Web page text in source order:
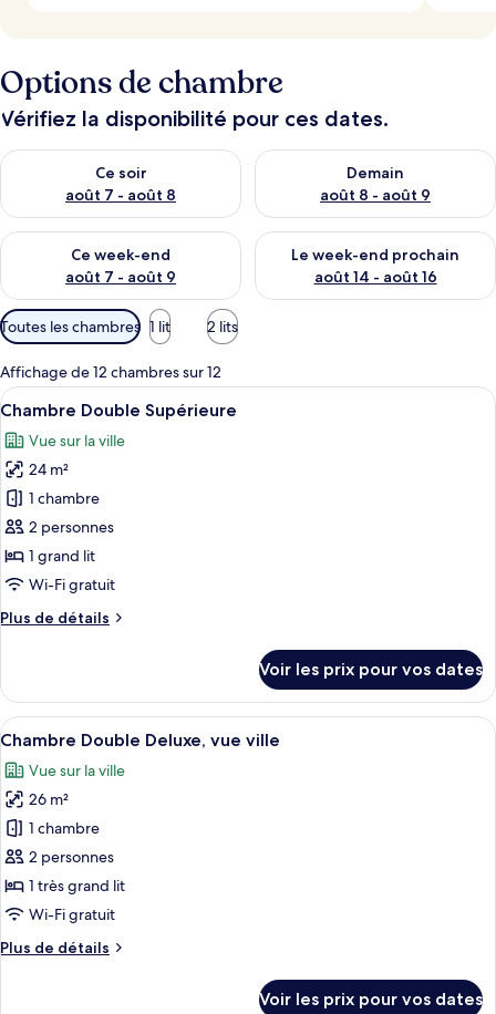
Options de chambre
Vérifiez la disponibilité pour ces dates.
Ce soir
août 7 - août 8
Vérifier la disponibilité pour ce soir août 7 - août 8
Demain
août 8 - août 9
Vérifier la disponibilité pour
Ce week-end
août 7 - août 9
Vérifier la disponibilité pour ce week-end août 7 - août 9
Le week-end prochain
août 14 - août 16
Vérifier la disponibilité pour
Filtres
disponibles
pour
les
chambres
Toutes les chambres 1 lit 2 lits
Affichage de 12 chambres sur 12
Afficher
toutes
les
photos
pour
ce
type
de
chambre :
Chambre
Une chambre d’hôtel dotée d’un
7
Chambre Double Supérieure
Vue sur la ville
24 m²
1 chambre
2 personnes
1 grand lit
Wi-Fi gratuit
Plus de détails
Plus
le
type
de
Chambre
Double
Supérieure
Voir les prix pour vos dates
Afficher
toutes
les
photos
pour
ce
type
de
chambre :
Chambre
Une chambre d’hôtel moderne,
6
Chambre Double Deluxe, vue ville
Vue sur la ville
26 m²
1 chambre
2 personnes
1 très grand lit
Wi-Fi gratuit
Plus de détails
Plus
Voir les prix pour vos dates